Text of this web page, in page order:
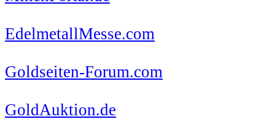
EdelmetallMesse.com
Goldseiten-Forum.com
GoldAuktion.de